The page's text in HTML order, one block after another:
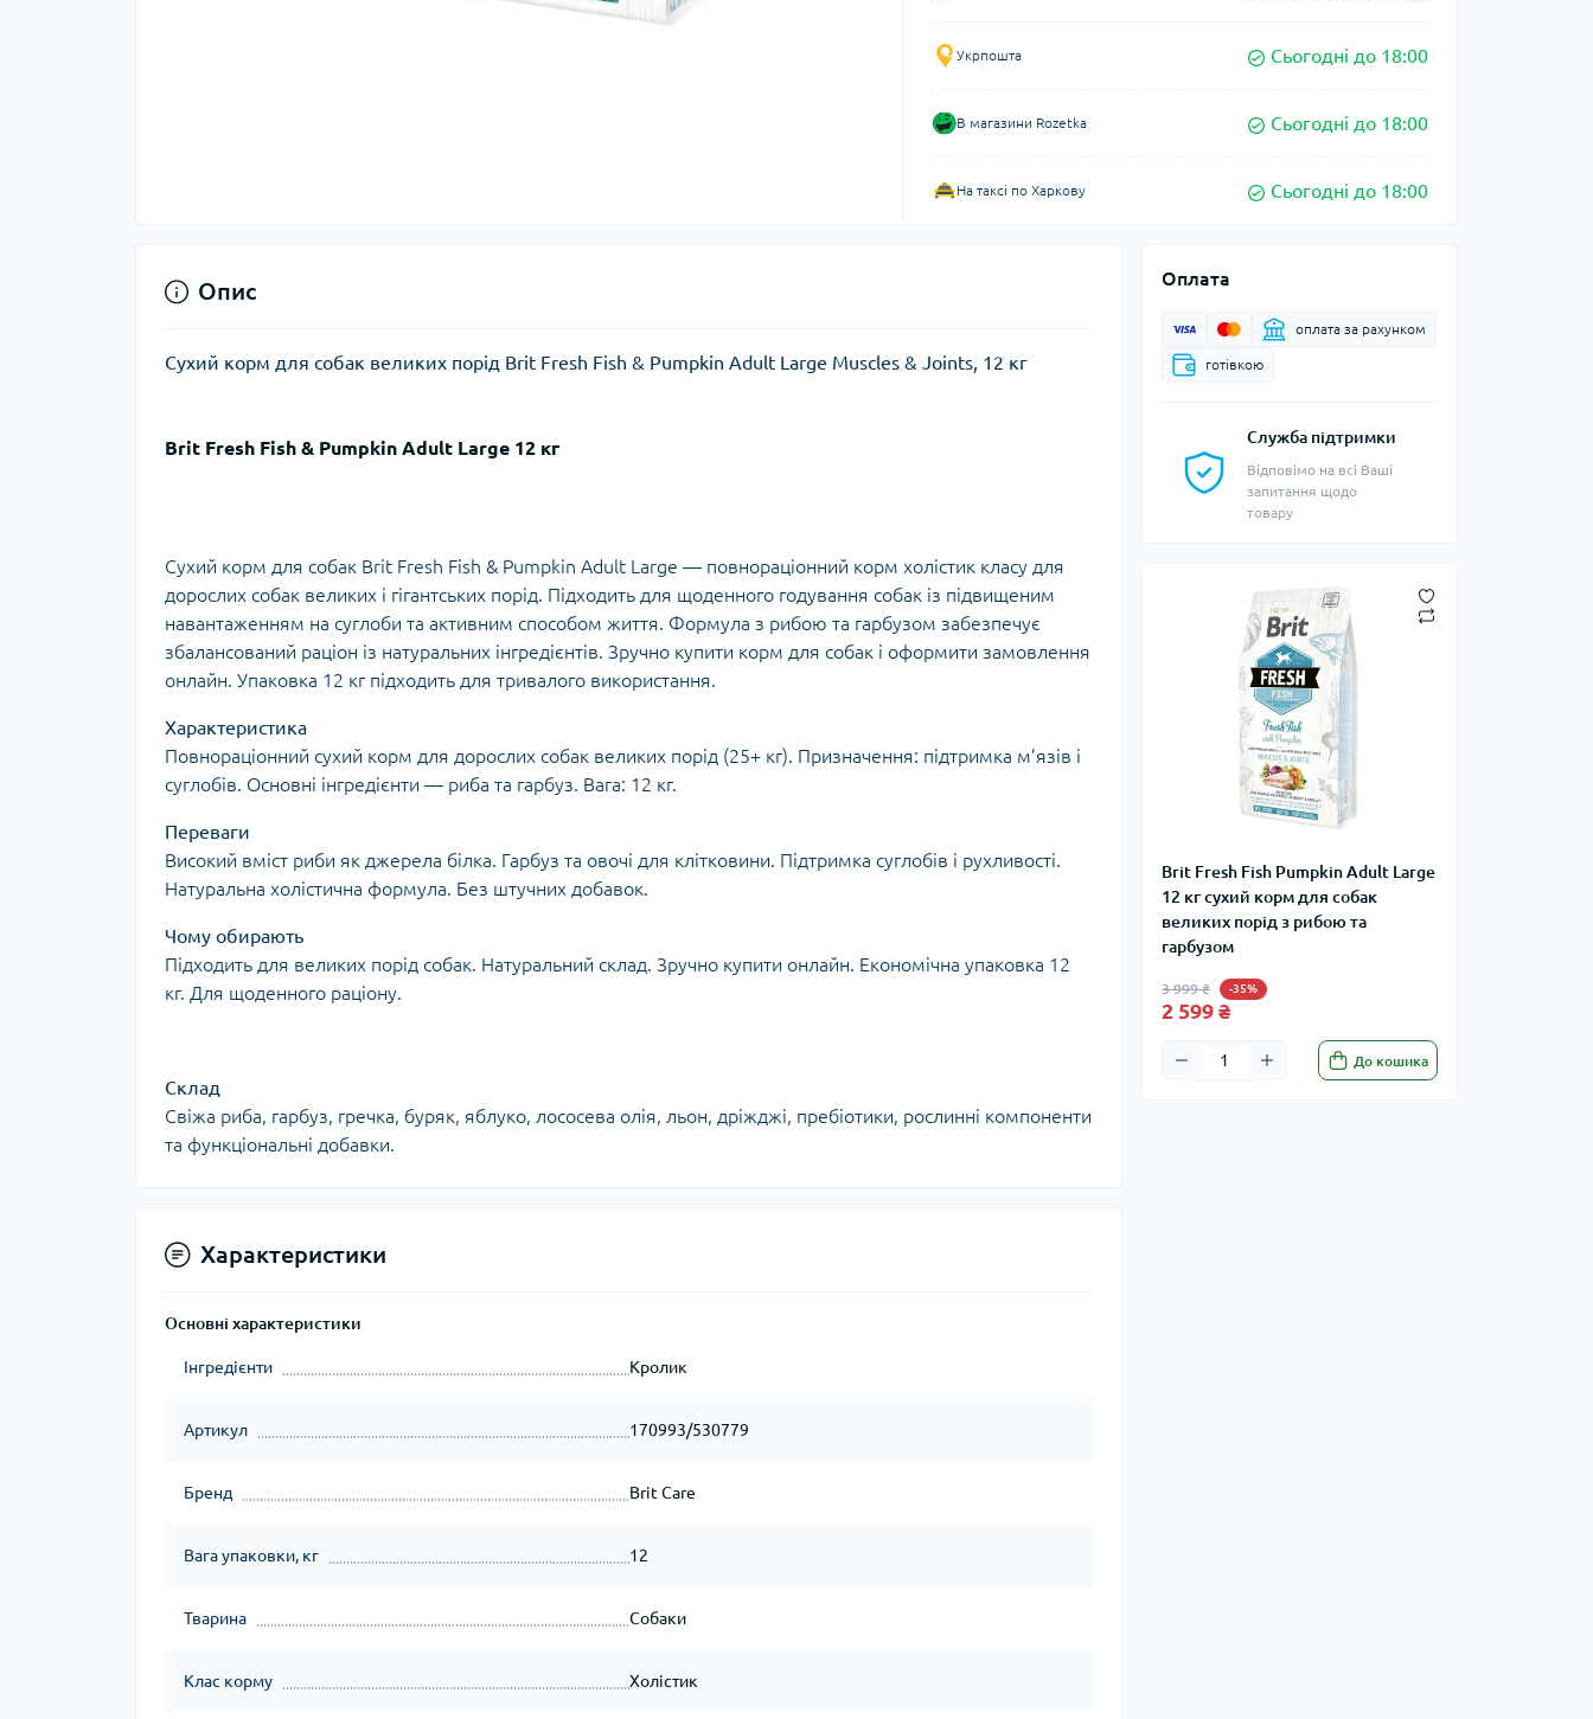
Укрпошта Сьогодні до 18:00
В магазини Rozetka Сьогодні до 18:00
На таксі по Харкову Сьогодні до 18:00
Оплата
оплата за рахунком
готівкою
Служба підтримки
Відповімо на всі Ваші
запитання щодо
товару
Brit Fresh Fish Pumpkin Adult Large
12 кг сухий корм для собак
великих порід з рибою та
гарбузом
3 999 ₴ -35%
2 599 ₴
До кошика
Опис
Сухий корм для собак великих порід Brit Fresh Fish & Pumpkin Adult Large Muscles & Joints, 12 кг
Brit Fresh Fish & Pumpkin Adult Large 12 кг
Сухий корм для собак Brit Fresh Fish & Pumpkin Adult Large — повнораціонний корм холістик класу для
дорослих собак великих і гігантських порід. Підходить для щоденного годування собак із підвищеним
навантаженням на суглоби та активним способом життя. Формула з рибою та гарбузом забезпечує
збалансований раціон із натуральних інгредієнтів. Зручно купити корм для собак і оформити замовлення
онлайн. Упаковка 12 кг підходить для тривалого використання.
Характеристика
Повнораціонний сухий корм для дорослих собак великих порід (25+ кг). Призначення: підтримка м’язів і
суглобів. Основні інгредієнти — риба та гарбуз. Вага: 12 кг.
Переваги
Високий вміст риби як джерела білка. Гарбуз та овочі для клітковини. Підтримка суглобів і рухливості.
Натуральна холістична формула. Без штучних добавок.
Чому обирають
Підходить для великих порід собак. Натуральний склад. Зручно купити онлайн. Економічна упаковка 12
кг. Для щоденного раціону.
Склад
Свіжа риба, гарбуз, гречка, буряк, яблуко, лососева олія, льон, дріжджі, пребіотики, рослинні компоненти
та функціональні добавки.
Характеристики
Основні характеристики
Інгредієнти Кролик
Артикул 170993/530779
Бренд Brit Care
Вага упаковки, кг 12
Тварина Собаки
Клас корму Холістик